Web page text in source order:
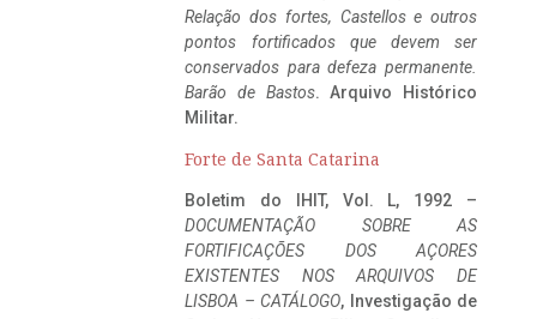
Relação dos fortes, Castellos e outros
pontos fortificados que devem ser
conservados para defeza permanente.
Barão de Bastos. Arquivo Histórico
Militar.
Forte de Santa Catarina
Boletim do IHIT, Vol. L, 1992 –
DOCUMENTAÇÃO SOBRE AS
FORTIFICAÇÕES DOS AÇORES
EXISTENTES NOS ARQUIVOS DE
LISBOA – CATÁLOGO, Investigação de